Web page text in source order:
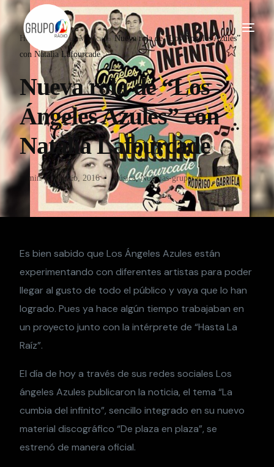
Home Blog Música
Nueva rola de “Los Ángeles Azules”
con Natalia Lafourcade
Nueva rola de “Los
Ángeles Azules” con
Natalia Lafourcade
admin 3 Junio, 2016 Música,Noticias-gruperas
Es bien sabido que Los Ángeles Azules están
experimentando con diferentes artistas para poder
llegar al gusto de todo el público y vaya que lo han
logrado. Pues ya hace algún tiempo trabajaban en
un proyecto junto con la intérprete de “Hasta La
Raíz”.
El día de hoy a través de sus redes sociales Los
ángeles Azules publicaron la noticia, el tema “La
cumbia del infinito”, sencillo integrado en su nuevo
material discográfico “De plaza en plaza”, se
estrenó de manera oficial.